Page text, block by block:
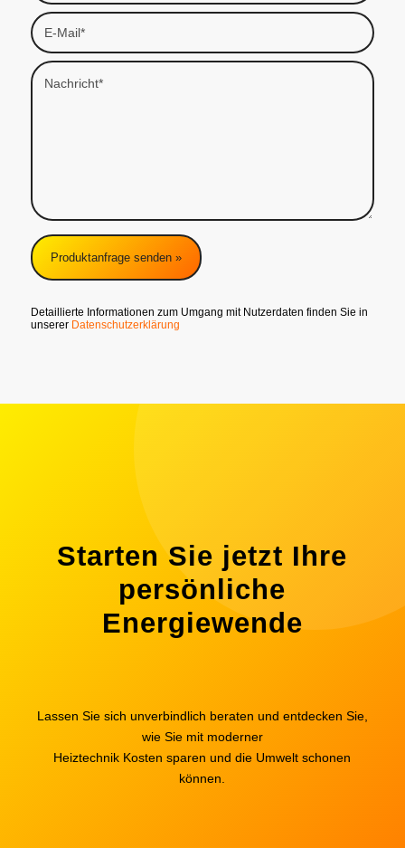
Detaillierte Informationen zum Umgang mit Nutzerdaten finden Sie in
unserer Datenschutzerklärung
Starten Sie jetzt Ihre
persönliche
Energiewende
Lassen Sie sich unverbindlich beraten und entdecken Sie,
wie Sie mit moderner
Heiztechnik Kosten sparen und die Umwelt schonen
können.